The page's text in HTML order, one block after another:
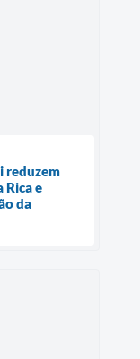
reduzem
Rica e
da